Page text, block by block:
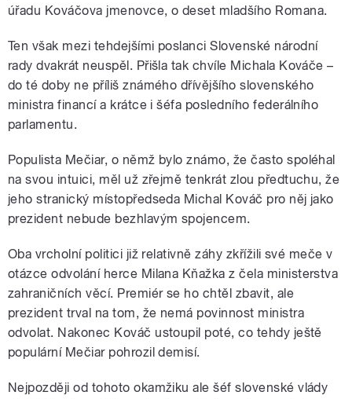
úřadu Kováčova jmenovce, o deset mladšího Romana.
Ten však mezi tehdejšími poslanci Slovenské národní
rady dvakrát neuspěl. Přišla tak chvíle Michala Kováče –
do té doby ne příliš známého dřívějšího slovenského
ministra financí a krátce i šéfa posledního federálního
parlamentu.
Populista Mečiar, o němž bylo známo, že často spoléhal
na svou intuici, měl už zřejmě tenkrát zlou předtuchu, že
jeho stranický místopředseda Michal Kováč pro něj jako
prezident nebude bezhlavým spojencem.
Oba vrcholní politici již relativně záhy zkřížili své meče v
otázce odvolání herce Milana Kňažka z čela ministerstva
zahraničních věcí. Premiér se ho chtěl zbavit, ale
prezident trval na tom, že nemá povinnost ministra
odvolat. Nakonec Kováč ustoupil poté, co tehdy ještě
populární Mečiar pohrozil demisí.
Nejpozději od tohoto okamžiku ale šéf slovenské vlády